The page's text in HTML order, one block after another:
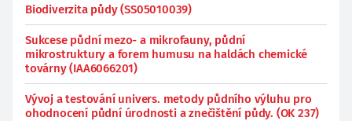
Biodiverzita půdy (SS05010039)
Sukcese půdní mezo- a mikrofauny, půdní
mikrostruktury a forem humusu na haldách chemické
továrny (IAA6066201)
Vývoj a testování univers. metody půdního výluhu pro
ohodnocení půdní úrodnosti a znečištění půdy. (OK 237)